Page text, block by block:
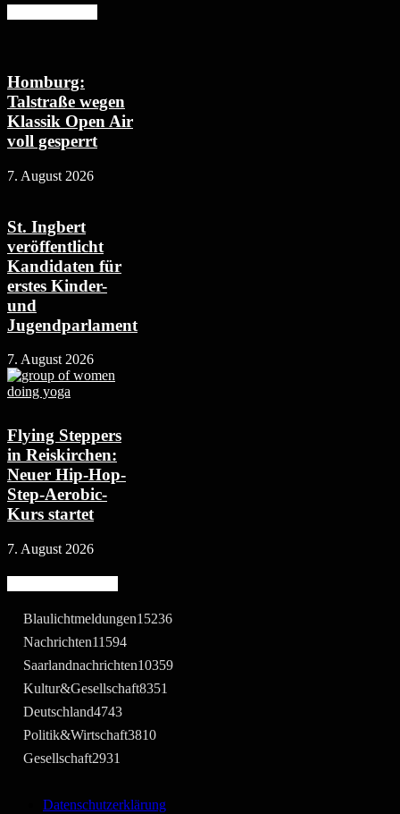
Homburg:
Talstraße wegen
Klassik Open Air
voll gesperrt
7. August 2026
St. Ingbert
veröffentlicht
Kandidaten für
erstes Kinder-
und
Jugendparlament
7. August 2026
Flying Steppers
in Reiskirchen:
Neuer Hip-Hop-
Step-Aerobic-
Kurs startet
7. August 2026
Blaulichtmeldungen15236
Nachrichten11594
Saarlandnachrichten10359
Kultur&Gesellschaft8351
Deutschland4743
Politik&Wirtschaft3810
Gesellschaft2931
Datenschutzerklärung